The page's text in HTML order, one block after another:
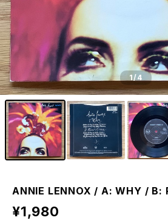
1/4
ANNIE LENNOX / A: WHY / B:
¥1,980